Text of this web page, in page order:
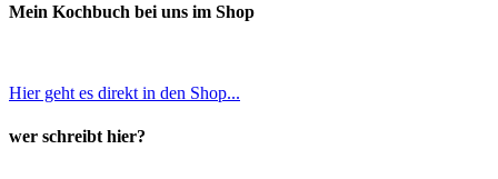
Mein Kochbuch bei uns im Shop
Hier geht es direkt in den Shop...
wer schreibt hier?